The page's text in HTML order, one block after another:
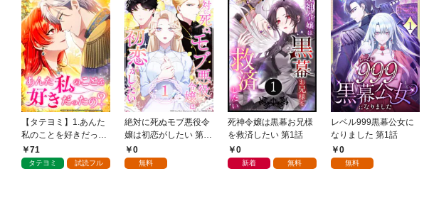
【タテヨミ】1.あんた
私のことを好きだった
の？
71
タテヨミ 試読フル
絶対に死ぬモブ悪役令
嬢は初恋がしたい 第1
話0
無料
死神令嬢は黒幕お兄様
を救済したい 第1話
0
新着 無料
レベル999黒幕公女に
なりました 第1話
0
無料